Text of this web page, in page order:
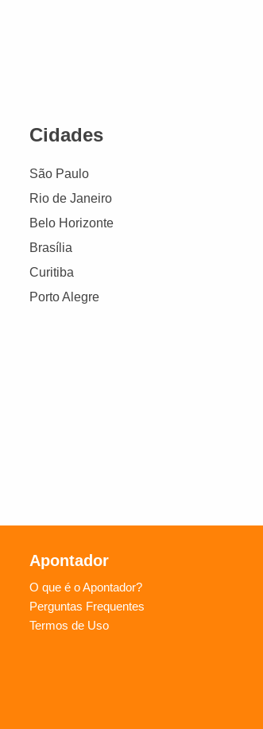
Cidades
São Paulo
Rio de Janeiro
Belo Horizonte
Brasília
Curitiba
Porto Alegre
Apontador
O que é o Apontador?
Perguntas Frequentes
Termos de Uso